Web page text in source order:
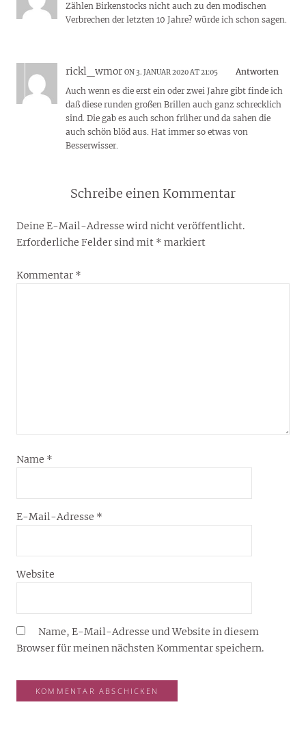
Zählen Birkenstocks nicht auch zu den modischen
Verbrechen der letzten 10 Jahre? würde ich schon sagen.
rickl_wmor ON 3. JANUAR 2020 AT 21:05
Antworten
Auch wenn es die erst ein oder zwei Jahre gibt finde ich
daß diese runden großen Brillen auch ganz schrecklich
sind. Die gab es auch schon früher und da sahen die
auch schön blöd aus. Hat immer so etwas von
Besserwisser.
Schreibe einen Kommentar
Deine E-Mail-Adresse wird nicht veröffentlicht.
Erforderliche Felder sind mit * markiert
Kommentar *
Name *
E-Mail-Adresse *
Website
Name, E-Mail-Adresse und Website in diesem
Browser für meinen nächsten Kommentar speichern.